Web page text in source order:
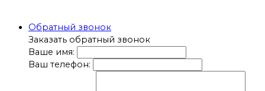
Обратный звонок
Заказать обратный звонок
Ваше имя:
Ваш телефон: